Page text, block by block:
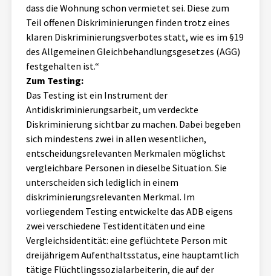
dass die Wohnung schon vermietet sei. Diese zum
Teil offenen Diskriminierungen finden trotz eines
klaren Diskriminierungsverbotes statt, wie es im §19
des Allgemeinen Gleichbehandlungsgesetzes (AGG)
festgehalten ist.“
Zum Testing:
Das Testing ist ein Instrument der
Antidiskriminierungsarbeit, um verdeckte
Diskriminierung sichtbar zu machen. Dabei begeben
sich mindestens zwei in allen wesentlichen,
entscheidungsrelevanten Merkmalen möglichst
vergleichbare Personen in dieselbe Situation. Sie
unterscheiden sich lediglich in einem
diskriminierungsrelevanten Merkmal. Im
vorliegendem Testing entwickelte das ADB eigens
zwei verschiedene Testidentitäten und eine
Vergleichsidentität: eine geflüchtete Person mit
dreijährigem Aufenthaltsstatus, eine hauptamtlich
tätige Flüchtlingssozialarbeiterin, die auf der